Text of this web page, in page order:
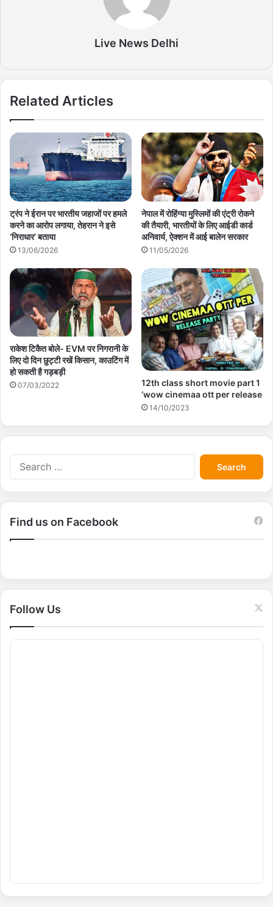
Live News Delhi
Related Articles
ट्रंप ने ईरान पर भारतीय जहाजों पर हमले
करने का आरोप लगाया, तेहरान ने इसे
‘निराधार’ बताया
13/06/2026
नेपाल में रोहिंग्या मुस्लिमों की एंट्री रोकने
की तैयारी, भारतीयों के लिए आईडी कार्ड
अनिवार्य, ऐक्‍शन में आई बालेन सरकार
11/05/2026
राकेश टिकैत बोले- EVM पर निगरानी के
लिए दो दिन छुट्टी रखें किसान, काउटिंग में
हो सकती है गड़बड़ी
07/03/2022
12th class short movie part 1
‘wow cinemaa ott per release
14/10/2023
S
e
a
r
r
:
Find us on Facebook
Follow Us